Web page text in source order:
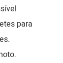
para